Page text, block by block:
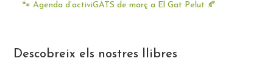
🐾 Agenda d’activiGATS de març a El Gat Pelut 🍂
Descobreix els nostres llibres